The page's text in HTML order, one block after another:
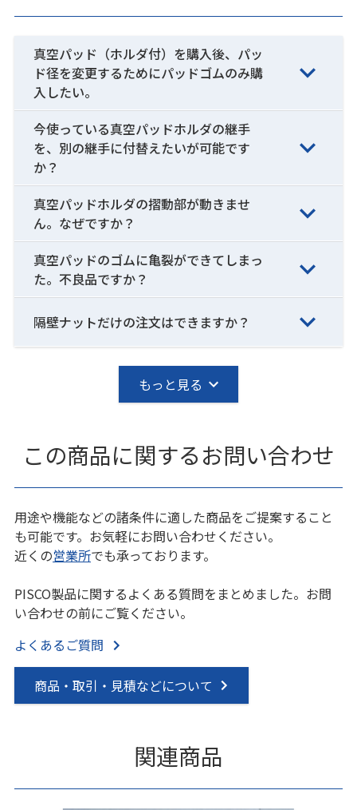
真空パッド（ホルダ付）を購入後、パッ
ド径を変更するためにパッドゴムのみ購
入したい。
今使っている真空パッドホルダの継手
を、別の継手に付替えたいが可能です
か？
真空パッドホルダの摺動部が動きませ
ん。なぜですか？
真空パッドのゴムに亀裂ができてしまっ
た。不良品ですか？
隔壁ナットだけの注文はできますか？
もっと見る
この商品に関するお問い合わせ
用途や機能などの諸条件に適した商品をご提案すること
も可能です。お気軽にお問い合わせください。
近くの営業所でも承っております。
PISCO製品に関するよくある質問をまとめました。お問
い合わせの前にご覧ください。
よくあるご質問
商品・取引・見積などについて
関連商品